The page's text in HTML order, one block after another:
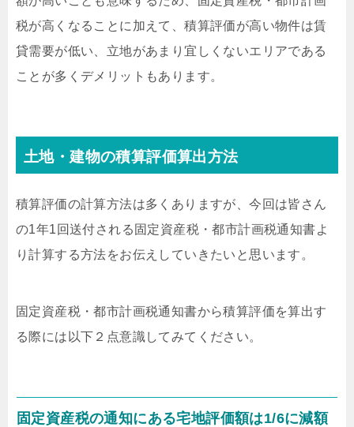
税が高くなることに加えて、積算評価が高い物件は賃
貸需要が低い、立地があまり宜しくないエリアである
ことが多くデメリットもあります。
土地・建物の積算評価算出方法
積算評価の計算方法は多くありますが、今回は皆さん
の1年1回送付される固定資産税・都市計画税通知書よ
り計算する方法をお伝えしていきたいと思います。
固定資産税・都市計画税通知書から積算評価を算出す
る際には以下２点意識してみてください。
固定資産税の通知にある宅地評価額は1/6に減額